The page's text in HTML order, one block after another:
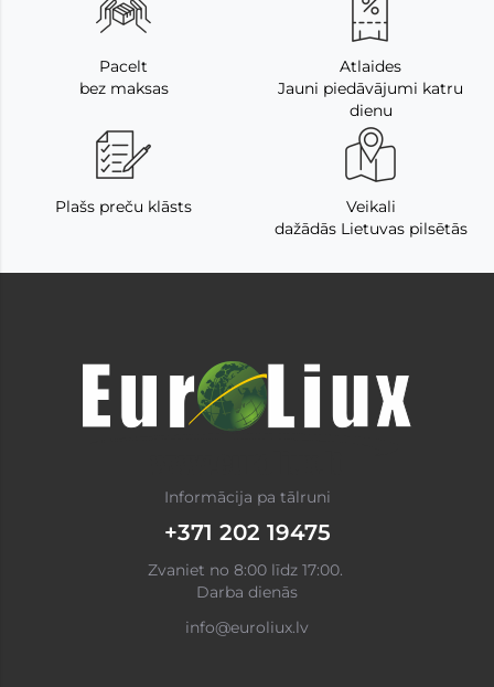
Pacelt
bez maksas
Atlaides
Jauni piedāvājumi katru
dienu
Plašs preču klāsts
Veikali
dažādās Lietuvas pilsētās
Informācija pa tālruni
+371 202 19475
Zvaniet no 8:00 līdz 17:00.
Darba dienās
info@euroliux.lv